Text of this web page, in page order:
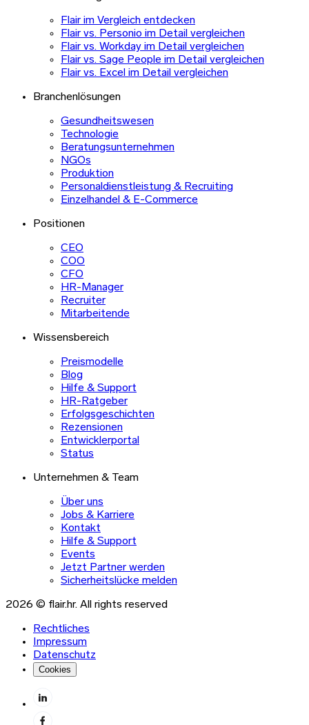
Flair im Vergleich entdecken
Flair vs. Personio im Detail vergleichen
Flair vs. Workday im Detail vergleichen
Flair vs. Sage People im Detail vergleichen
Flair vs. Excel im Detail vergleichen
Branchenlösungen
Gesundheitswesen
Technologie
Beratungsunternehmen
NGOs
Produktion
Personaldienstleistung & Recruiting
Einzelhandel & E-Commerce
Positionen
CEO
COO
CFO
HR-Manager
Recruiter
Mitarbeitende
Wissensbereich
Preismodelle
Blog
Hilfe & Support
HR-Ratgeber
Erfolgsgeschichten
Rezensionen
Entwicklerportal
Status
Unternehmen & Team
Über uns
Jobs & Karriere
Kontakt
Hilfe & Support
Events
Jetzt Partner werden
Sicherheitslücke melden
2026 © flair.hr. All rights reserved
Rechtliches
Impressum
Datenschutz
Cookies